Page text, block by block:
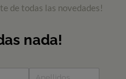
de todas las novedades!